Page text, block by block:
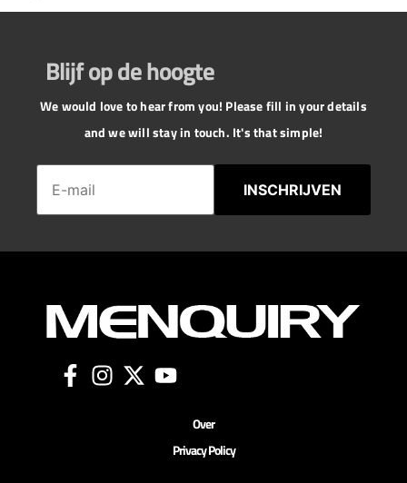
Blijf op de hoogte
We would love to hear from you! Please fill in your details
and we will stay in touch. It's that simple!
INSCHRIJVEN
Over
Privacy Policy